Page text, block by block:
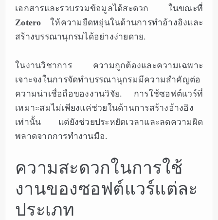
เอกสารและรวบรวมข้อมูลได้สะดวก ในขณะที่
Zotero ให้ความยืดหยุ่นในด้านการทำอ้างอิงและ
สร้างบรรณานุกรมได้อย่างง่ายดาย.
ในงานวิชาการ ความถูกต้องและความเฉพาะ
เจาะจงในการจัดทำบรรณานุกรมมีความสำคัญต่อ
ความน่าเชื่อถือของงานวิจัย. การใช้ซอฟต์แวร์ที่
เหมาะสมไม่เพียงแค่ช่วยในด้านการสร้างอ้างอิง
เท่านั้น แต่ยังช่วยประหยัดเวลาและลดความผิด
พลาดจากการทำงานมือ.
ความสะดวกในการใช้
งานของซอฟต์แวร์แต่ละ
ประเภท